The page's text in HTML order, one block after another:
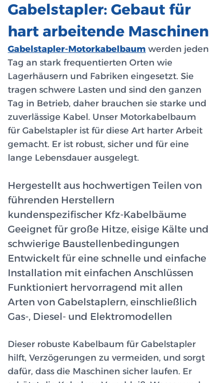
Gabelstapler: Gebaut für
hart arbeitende Maschinen
Gabelstapler-Motorkabelbaum werden jeden
Tag an stark frequentierten Orten wie
Lagerhäusern und Fabriken eingesetzt. Sie
tragen schwere Lasten und sind den ganzen
Tag in Betrieb, daher brauchen sie starke und
zuverlässige Kabel. Unser Motorkabelbaum
für Gabelstapler ist für diese Art harter Arbeit
gemacht. Er ist robust, sicher und für eine
lange Lebensdauer ausgelegt.
Hergestellt aus hochwertigen Teilen von
führenden Herstellern
kundenspezifischer Kfz-Kabelbäume
Geeignet für große Hitze, eisige Kälte und
schwierige Baustellenbedingungen
Entwickelt für eine schnelle und einfache
Installation mit einfachen Anschlüssen
Funktioniert hervorragend mit allen
Arten von Gabelstaplern, einschließlich
Gas-, Diesel- und Elektromodellen
Dieser robuste Kabelbaum für Gabelstapler
hilft, Verzögerungen zu vermeiden, und sorgt
dafür, dass die Maschinen sicher laufen. Er